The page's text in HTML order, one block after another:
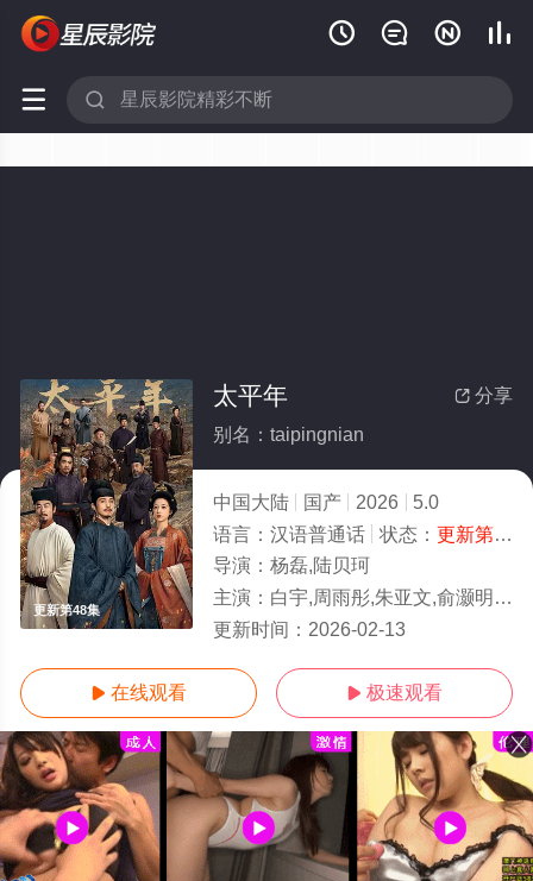
   
 
更新第48集
 分享
太平年
别名：taipingnian
中国大陆 国产 2026
5.0
语言： 汉语普通话 状态： 更新第48集
导演： 杨磊,陆贝珂
主演： 白宇,周雨彤,朱亚文,俞灏明,董勇,倪大红,保剑锋,郝平,蒋恺,尤勇智,张晓晨,刘畅,梅婷,于洋,张帆,吴昊
更新时间： 2026-02-13
 在线观看  极速观看